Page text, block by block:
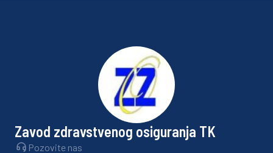
Zavod zdravstvenog osiguranja TK
Pozovite nas